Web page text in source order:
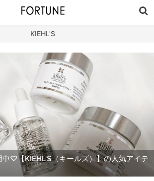
KIEHL'S
中♡【KIEHL'S（キールズ）】の人気アイテ